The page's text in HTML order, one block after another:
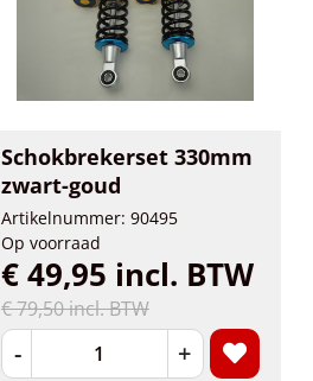
Schokbrekerset 330mm
zwart-goud
Artikelnummer: 90495
Op voorraad
€ 79,50 incl. BTW
€ 49,95 incl. BTW
- +